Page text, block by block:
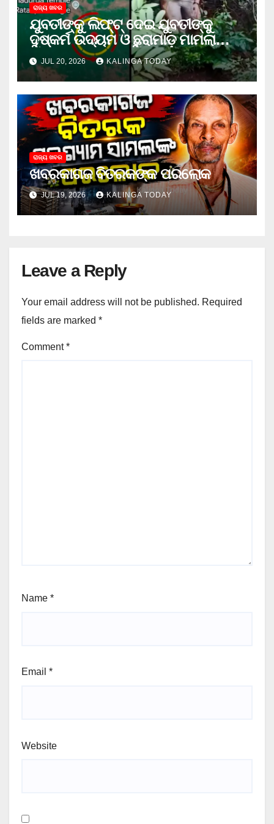
ରାଜ୍ୟ ଖବର
ଯୁବତୀଙ୍କୁ ଲିଫ୍‌ଟ୍‌ ଦେଇ ଯୁବତୀଙ୍କୁ
ଦୁଷ୍କର୍ମ ଉଦ୍ୟମ ଓ ଛୁରାମାଡ଼ ମାମଲାରେ
ଜେଲ ଗଲା ଅଭିଯୁକ୍ତ
JUL 20, 2026 KALINGA TODAY
ରାଜ୍ୟ ଖବର
ଖବରକାଗଜ ବିତରକଙ୍କ ପରଲୋକ
JUL 19, 2026 KALINGA TODAY
Leave a Reply
Your email address will not be published. Required
fields are marked *
Comment*
Name *
Email *
Website